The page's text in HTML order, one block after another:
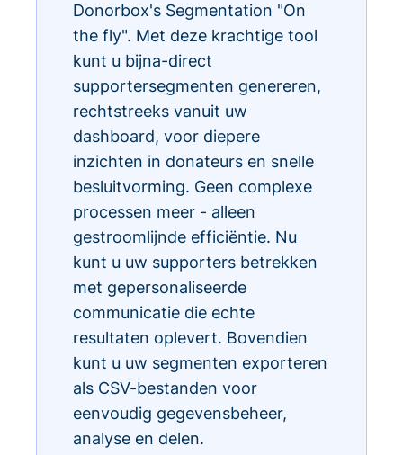
Donorbox's Segmentation "On
the fly". Met deze krachtige tool
kunt u bijna-direct
supportersegmenten genereren,
rechtstreeks vanuit uw
dashboard, voor diepere
inzichten in donateurs en snelle
besluitvorming. Geen complexe
processen meer - alleen
gestroomlijnde efficiëntie. Nu
kunt u uw supporters betrekken
met gepersonaliseerde
communicatie die echte
resultaten oplevert. Bovendien
kunt u uw segmenten exporteren
als CSV-bestanden voor
eenvoudig gegevensbeheer,
analyse en delen.